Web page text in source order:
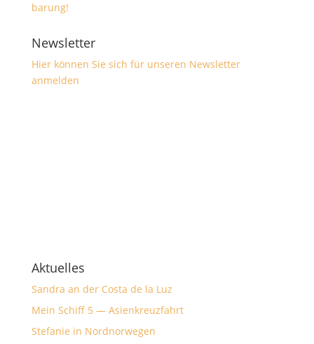
barung!
Newsletter
Hier kön­nen Sie sich für unseren Newslet­ter
anmelden
Aktuelles
Sandra an der Costa de la Luz
Mein Schiff 5 — Asienkreuzfahrt
Stefanie in Nordnorwegen